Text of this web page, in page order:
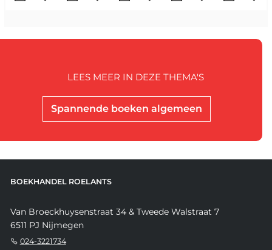
Spannende boeken algemeen
LEES MEER IN DEZE THEMA'S
BOEKHANDEL ROELANTS
Van Broeckhuysenstraat 34 & Tweede Walstraat 7
6511 PJ Nijmegen
024-3221734